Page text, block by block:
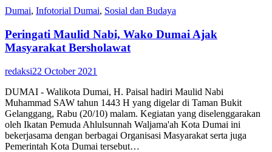
Dumai, Infotorial Dumai, Sosial dan Budaya
Peringati Maulid Nabi, Wako Dumai Ajak
Masyarakat Bersholawat
redaksi22 October 2021
DUMAI - Walikota Dumai, H. Paisal hadiri Maulid Nabi
Muhammad SAW tahun 1443 H yang digelar di Taman Bukit
Gelanggang, Rabu (20/10) malam. Kegiatan yang diselenggarakan
oleh Ikatan Pemuda Ahlulsunnah Waljama'ah Kota Dumai ini
bekerjasama dengan berbagai Organisasi Masyarakat serta juga
Pemerintah Kota Dumai tersebut…